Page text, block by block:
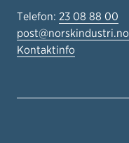
Telefon: 23 08 88 00
post@norskindustri.no
Kontaktinfo